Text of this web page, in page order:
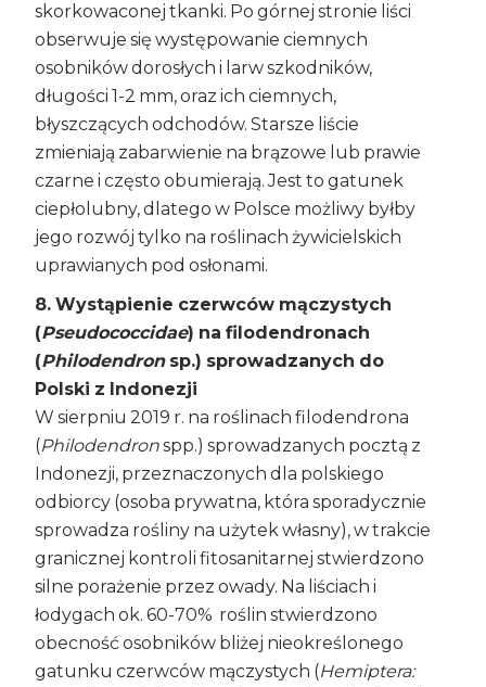
skorkowaconej tkanki. Po górnej stronie liści
obserwuje się występowanie ciemnych
osobników dorosłych i larw szkodników,
długości 1-2 mm, oraz ich ciemnych,
błyszczących odchodów. Starsze liście
zmieniają zabarwienie na brązowe lub prawie
czarne i często obumierają. Jest to gatunek
ciepłolubny, dlatego w Polsce możliwy byłby
jego rozwój tylko na roślinach żywicielskich
uprawianych pod osłonami.
8.Wystąpienie czerwców mączystych
(Pseudococcidae) na filodendronach
(Philodendron sp.) sprowadzanych do
Polski z Indonezji
W sierpniu 2019 r. na roślinach filodendrona
(Philodendronspp.) sprowadzanych pocztą z
Indonezji, przeznaczonych dla polskiego
odbiorcy (osoba prywatna, która sporadycznie
sprowadza rośliny na użytek własny), w trakcie
granicznej kontroli fitosanitarnej stwierdzono
silne porażenie przez owady. Na liściach i
łodygach ok. 60-70% roślin stwierdzono
obecność osobników bliżej nieokreślonego
gatunku czerwców mączystych (Hemiptera: